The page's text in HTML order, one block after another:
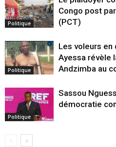
Politique
Congo post
(PCT)
Politique
Les voleurs en
Ayessa révèle
Andzimba au
Politique
Sassou
démocratie